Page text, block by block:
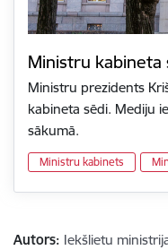
Ministru kabineta
Ministru prezidents
kabineta sēdi. Mediju
sākumā.
Ministru kabinets
Autors: Iekšlietu